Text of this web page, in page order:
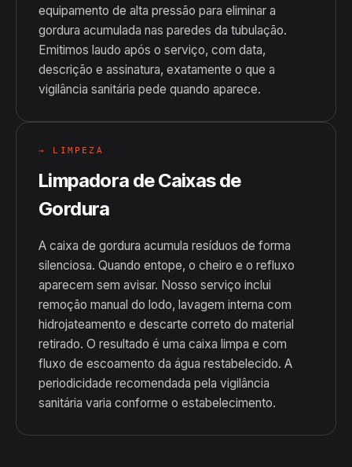
equipamento de alta pressão para eliminar a
gordura acumulada nas paredes da tubulação.
Emitimos laudo após o serviço, com data,
descrição e assinatura, exatamente o que a
vigilância sanitária pede quando aparece.
→ LIMPEZA
Limpadora de Caixas de
Gordura
A caixa de gordura acumula resíduos de forma
silenciosa. Quando entope, o cheiro e o refluxo
aparecem sem avisar. Nosso serviço inclui
remoção manual do lodo, lavagem interna com
hidrojateamento e descarte correto do material
retirado. O resultado é uma caixa limpa e com
fluxo de escoamento da água restabelecido. A
periodicidade recomendada pela vigilância
sanitária varia conforme o estabelecimento.